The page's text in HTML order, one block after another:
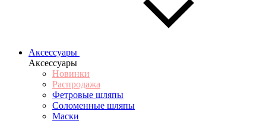
Аксессуары
Аксессуары
Новинки
Распродажа
Фетровые шляпы
Соломенные шляпы
Маски